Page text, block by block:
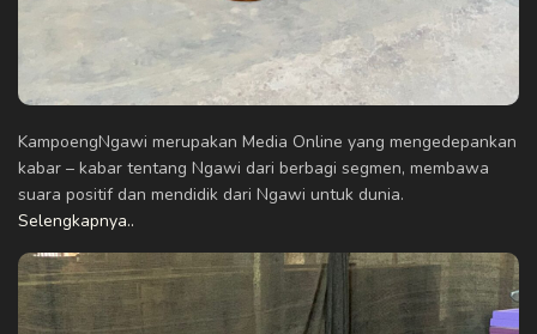
KampoengNgawi merupakan Media Online yang mengedepankan
kabar – kabar tentang Ngawi dari berbagi segmen, membawa
suara positif dan mendidik dari Ngawi untuk dunia.
Selengkapnya..